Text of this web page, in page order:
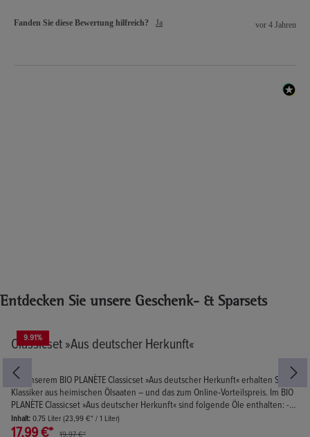
Fanden Sie diese Bewertung hilfreich? Ja vor 4 Jahren
Produktgalerie überspringen
Entdecken Sie unsere Geschenk- & Sparsets
9.91%
Classicset »Aus deutscher Herkunft«
Mit unserem BIO PLANÈTE Classicset »Aus deutscher Herkunft« erhalten Sie 3
Klassiker aus heimischen Ölsaaten – und das zum Online-Vorteilspreis. Im BIO
PLANÈTE Classicset »Aus deutscher Herkunft« sind folgende Öle enthalten: -
250 ml BIO PLANÈTE Leindotteröl nativ aus deutscher Herkunft - 250 ml BIO
PLANÈTE Senföl nativ aus deutscher Herkunft - 250 ml BIO PLANÈTE Leinöl
Inhalt: 0.75 Liter(23,99 €* / 1 Liter)
17,99 €* 19,97 €*